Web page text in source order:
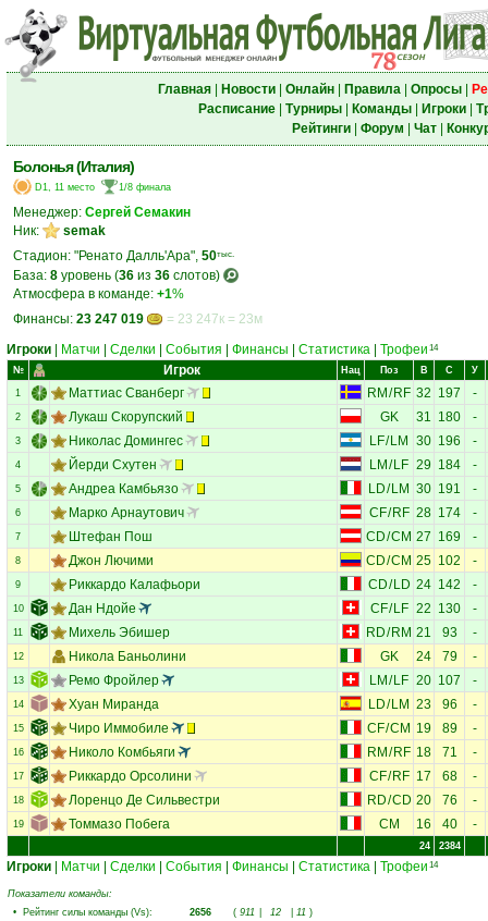
Главная| Новости| Онлайн| Правила| Опросы|
Расписание| Турниры| Команды| Игроки|
Рейтинги| Форум Чат|
Болонья (Италия)
D1, 11 место 1/8 финала
Менеджер: Сергей Семакин
Ник:
semak
Стадион: "Ренато Далль'Ара", 50тыс.
База: 8 уровень (36 из 36 слотов)
Атмосфера в команде: +1%
Финансы: 23 247 019
= 23 247к = 23м
Игроки
Матчи Сделки События Финансы Статистика Трофеи 14
№ Игрок Нац Поз В С У
1 Маттиас Сванберг RM / RF 32 197 -
2 Лукаш Скорупский GK 31 180 -
3 Николас Домингес LF/ LM 30 196 -
4 Йерди Схутен LM / LF 29 184 -
5 Андреа Камбьязо LD/ LM 30 191 -
6 Марко Арнаутович CF/RF 28 174 -
7 Штефан Пош CD/CM 27 169 -
8 Джон Лючими CD/CM 25 102 -
9 Риккардо Калафьори CD/LD 24 142 -
10 Дан Ндойе CF/LF 22 130 -
11 Михель Эбишер RD/ RM 21 93 -
12 Никола Баньолини GK 24 79 -
13 Ремо Фройлер LM / LF 20 107 -
14 Хуан Миранда LD/ LM 23 96 -
15 Чиро Иммобиле CF/CM 19 89 -
16 Николо Комбьяги RM / RF 18 71 -
17 Риккардо Орсолини CF/RF 17 68 -
18 Лоренцо Де Сильвестри RD/CD 20 76 -
19 Томмазо Побега CM 16 40 -
24 2384
Игроки Матчи Сделки События Финансы Статистика Трофеи 14
Показатели команды:
• Рейтинг силы команды (Vs): 2656 ( 911 12 11 )